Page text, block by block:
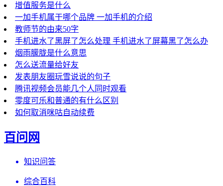
增值服务是什么
一加手机属于哪个品牌 一加手机的介绍
教师节的由来50字
手机进水了黑屏了怎么处理 手机进水了屏幕黑了怎么办
烟雨朦胧是什么意思
怎么送流量给好友
发表朋友圈玩雪说说的句子
腾讯视频会员能几个人同时观看
零度可乐和普通的有什么区别
如何取消咪咕自动续费
百问网
知识问答
综合百科